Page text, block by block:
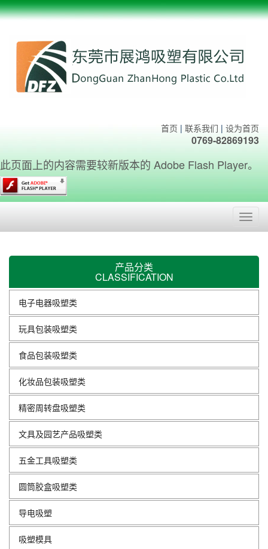
首页 | 联系我们 | 设为首页
0769-82869193
此页面上的内容需要较新版本的 Adobe Flash Player。
产品分类
CLASSIFICATION
电子电器吸塑类
玩具包装吸塑类
食品包装吸塑类
化妆品包装吸塑类
精密周转盘吸塑类
文具及园艺产品吸塑类
五金工具吸塑类
圆筒胶盒吸塑类
导电吸塑
吸塑模具